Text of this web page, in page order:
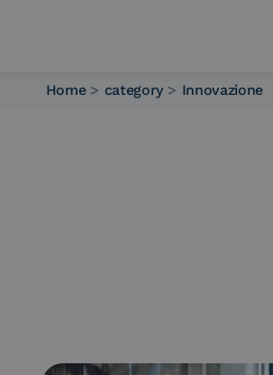
Home > category > Innovazione